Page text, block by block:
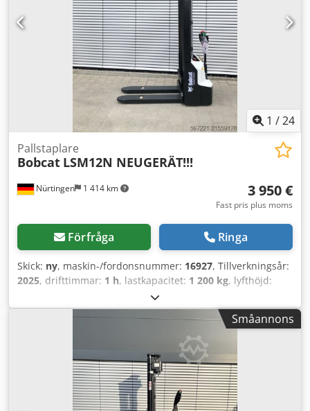
1 /24
Nürtingen 1 414 km
Pallstaplare
Bobcat LSM12N NEUGERÄT!!!
3 950 €
Fast pris plus moms
Förfråga Ringa
Skick: ny, maskin-/fordonsnummer: 16927, Tillverkningsår:
2025, drifttimmar: 1 h, lastkapacitet: 1 200 kg, lyfthöjd:
600 mm
masttyp:simplex, byggnadshöjd:2 280 mm,
, gaffellängd: 1 150 mm , totalvikt:576
, 5108763 Serienummer: OBWNL-003130 Djdpeyv S
Rmefx Amkeck Batteriinformation: 24 V, 60 Ah
Småannons